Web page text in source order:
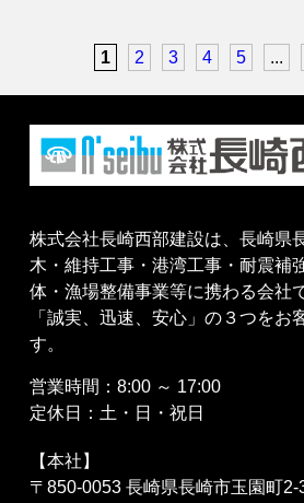
1 2 3 4 5 ...
株式会社長崎西部建設は、長崎県
木・維持工事・港湾工事・耐震補
体・漁場整備事業等に携わる会社
「誠実、迅速、安心」の３つをお
す。
営業時間：8:00 ～ 17:00
定休日：土・日・祝日
【本社】
〒850-0053 長崎県長崎市玉園町2-